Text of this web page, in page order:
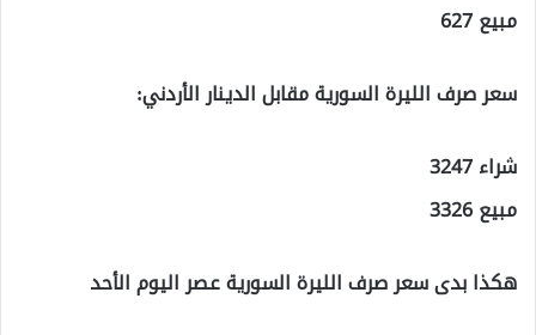
مبيع 627
سعر صرف الليرة السورية مقابل الدينار الأردني:
شراء 3247
مبيع 3326
هكذا بدى سعر صرف الليرة السورية عصر اليوم الأحد